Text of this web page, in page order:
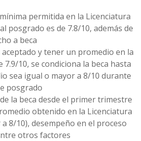
permitida en la Licenciatura
posgrado es de 7.8/10, además de
a beca
aceptado y tener un promedio en la
7.9/10, se condiciona la beca hasta
sea igual o mayor a 8/10 durante
posgrado
la beca desde el primer trimestre
obtenido en la Licenciatura
8/10), desempeño en el proceso
otros factores